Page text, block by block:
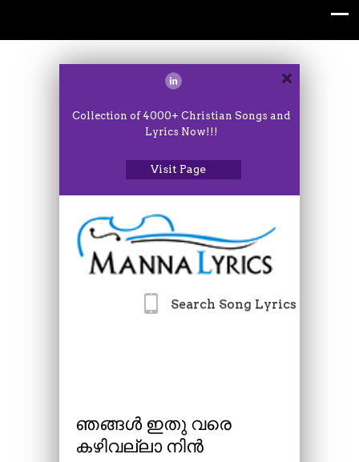
Collection of 4000+ Christian Songs and
Lyrics Now!!!
Visit Page
Search Song Lyrics
ഞങ്ങൾ ഇതു വരെ
കഴിവല്ലാ നിൻ